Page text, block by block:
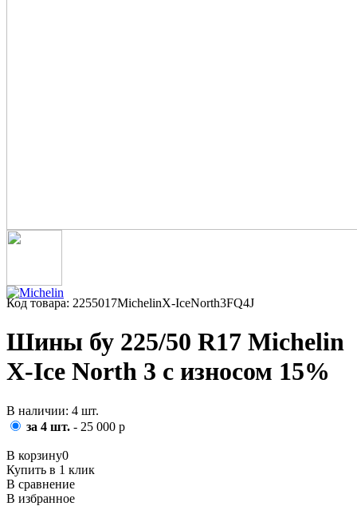
Код товара: 2255017MichelinX-IceNorth3FQ4J
Шины бу 225/50 R17 Michelin
X-Ice North 3 с износом 15%
В наличии: 4 шт.
за 4 шт. - 25 000 р
В корзину0
Купить в 1 клик
В сравнение
В избранное